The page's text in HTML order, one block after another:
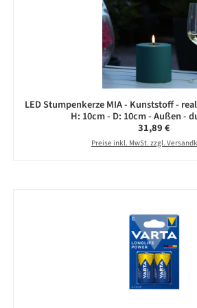
LED Stumpenkerze MIA - Kunststoff -
H: 10cm - D: 10cm - Außen -
Regulärer Preis:
31,89 €
Preise inkl. MwSt. zzgl.